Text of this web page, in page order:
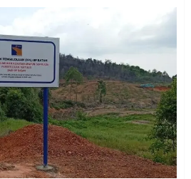
Batam Tegaskan RT dan
bukan Petugas Pendataan
Pemungutan Pajak
AGUSTUS 1, 2026 0